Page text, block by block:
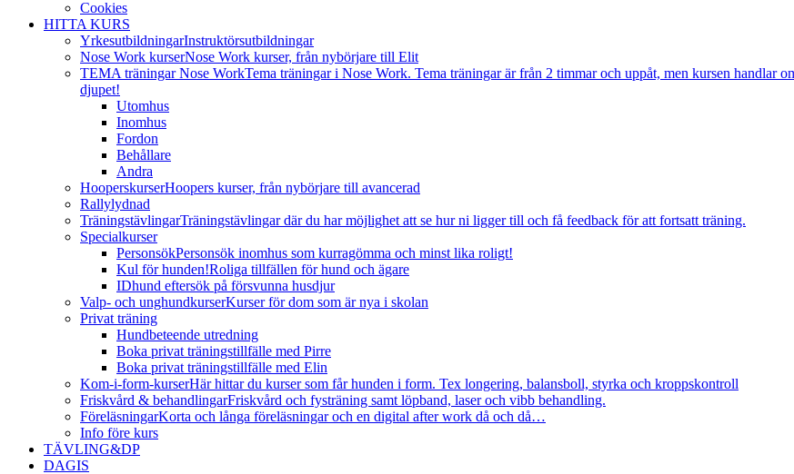
Cookies
HITTA KURS
YrkesutbildningarInstruktörsutbildningar
Nose Work kurserNose Work kurser, från nybörjare till Elit
TEMA träningar Nose WorkTema träningar i Nose Work. Tema träningar är från 2 timmar och uppåt, men kursen handlar
djupet!
Utomhus
Inomhus
Fordon
Behållare
Andra
HooperskurserHoopers kurser, från nybörjare till avancerad
Rallylydnad
TräningstävlingarTräningstävlingar där du har möjlighet att se hur ni ligger till och få feedback för att fortsatt träning.
Specialkurser
PersonsökPersonsök inomhus som kurragömma och minst lika roligt!
Kul för hunden!Roliga tillfällen för hund och ägare
IDhund eftersök på försvunna husdjur
Valp- och unghundkurserKurser för dom som är nya i skolan
Privat träning
Hundbeteende utredning
Boka privat träningstillfälle med Pirre
Boka privat träningstillfälle med Elin
Kom-i-form-kurserHär hittar du kurser som får hunden i form. Tex longering, balansboll, styrka och kroppskontroll
Friskvård & behandlingarFriskvård och fysträning samt löpband, laser och vibb behandling.
FöreläsningarKorta och långa föreläsningar och en digital after work då och då…
Info före kurs
TÄVLING&DP
DAGIS